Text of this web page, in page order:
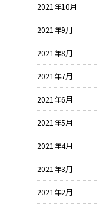
2021年10月
2021年9月
2021年8月
2021年7月
2021年6月
2021年5月
2021年4月
2021年3月
2021年2月